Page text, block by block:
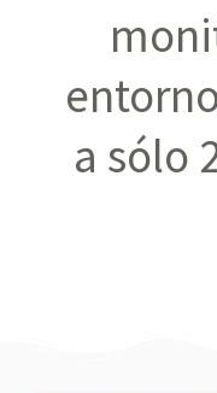
a sólo